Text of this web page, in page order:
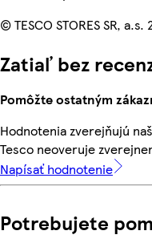
© TESCO STORES SR, a.s.
Zatiaľ bez
Pomôžte ostatným
Hodnotenia zverejňujú
Tesco neoveruje
Napísať hodnotenie
Potrebujete